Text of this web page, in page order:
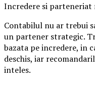
Incredere si parteneriat
Contabilul nu ar trebui
un partener strategic.
bazata pe incredere, in
deschis, iar
inteles.